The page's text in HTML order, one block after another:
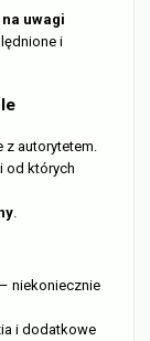
uwagi
i
autorytetem.
od których
– niekoniecznie
i dodatkowe